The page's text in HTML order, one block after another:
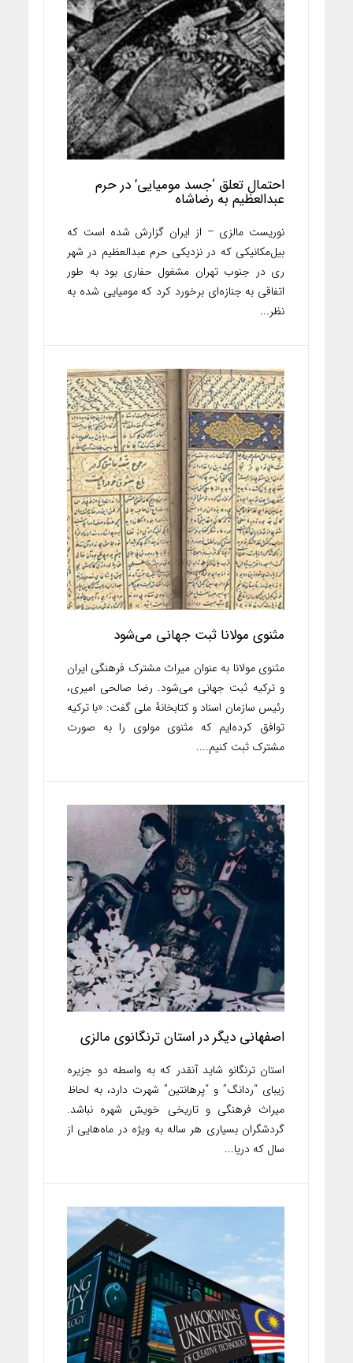
احتمال تعلق ‘جسد مومیایی’ در حرم
عبدالعظیم به رضاشاه
نوریست مالزی – از ایران گزارش شده است که
بیل‌مکانیکی که در نزدیکی حرم عبدالعظیم در شهر
ری در جنوب تهران مشغول حفاری بود به طور
اتفاقی به جنازه‌ای برخورد کرد که مومیایی‌ شده به
نظر...
مثنوی مولانا ثبت جهانی می‌شود
مثنوی مولانا به عنوان میراث مشترک فرهنگی ایران
و ترکیه ثبت جهانی می‌شود. رضا صالحی امیری،
رئیس سازمان اسناد و کتابخانۀ ملی گفت: «با ترکیه
توافق کرده‌ایم که مثنوی مولوی را به صورت
مشترک ثبت کنیم....
اصفهانی دیگر در استان ترنگانوی مالزی
استان ترنگانو شاید آنقدر که به واسطه دو جزیره
زیبای “ردانگ” و “پرهانتین” شهرت دارد، به لحاظ
میراث فرهنگی و تاریخی خویش شهره نباشد.
گردشگران بسیاری هر ساله به ویژه در ماه‌هایی از
سال که دریا...